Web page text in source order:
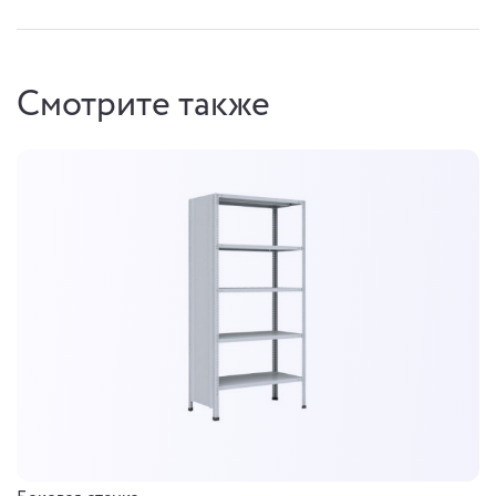
Смотрите также